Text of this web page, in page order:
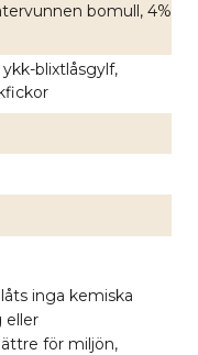
bomull, 4%
blixtlåsgylf,
inga kemiska
eller
för miljön,